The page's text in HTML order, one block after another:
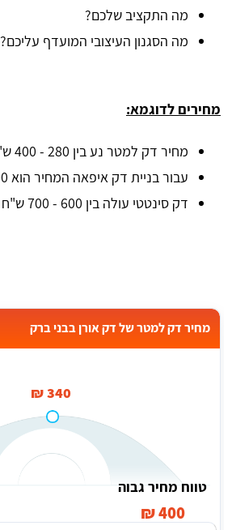
מה התקציב שלכם?
מה הסגנון העיצובי המועדף עליכם?
מחירים לדוגמא:
מחיר דק למטר נע בין 280 - 400 ש"ח לבנייה של דק אורן.
עבור בניית דק איפאה המחיר הוא 600 - 700 ש"ח למטר.
דק סינטטי עולה בין 600 - 700 ש"ח למטר.
מחיר דק למטר של דק אורן בבני ברק
340 ₪
טווח מחיר גבוה
400 ₪